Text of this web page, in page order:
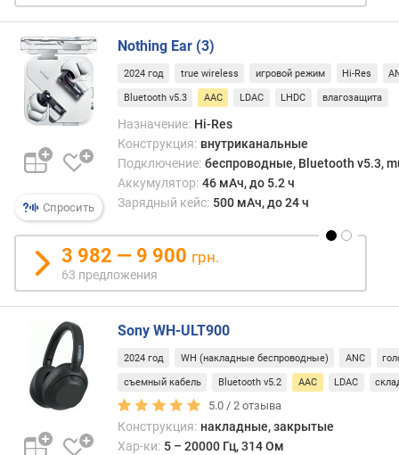
к
(
м
)
о
л
в
о
и
з
л
у
а
т
е
л
й
Спросить
Nothing Ear (3)
2024 год true wireless игровой режим Hi-Res
Bluetooth v5.3 AAC LDAC LHDC влагозащита
Назначение: Hi-Res
Конструкция: внутриканальные
Подключение: беспроводные, Bluetooth v5.3,
Аккумулятор: 46 мАч, до 5.2 ч
Зарядный кейс: 500 мАч, до 24 ч
3 982 — 9 900 грн.
63 предложения
Sony WH-ULT900
2024 год WH (накладные беспроводные) ANC
съемный кабель Bluetooth v5.2 AAC LDAC
5.0 /2 отзыва
Конструкция: накладные, закрытые
Хар-ки: 5 – 20000 Гц, 314 Ом